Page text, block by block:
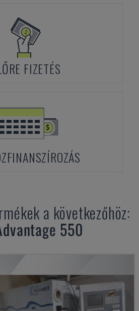
FIZETÉS
a következőhöz:
550